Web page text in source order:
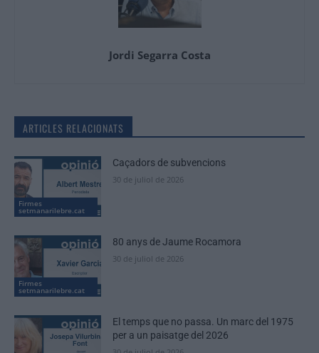
Jordi Segarra Costa
ARTICLES RELACIONATS
Firmes
setmanarilebre.cat
Caçadors de subvencions
30 de juliol de 2026
Firmes
setmanarilebre.cat
80 anys de Jaume Rocamora
30 de juliol de 2026
El temps que no passa. Un marc del 1975
per a un paisatge del 2026